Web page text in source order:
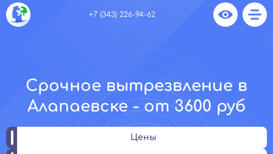
+7 (343) 226-94-62
Срочное вытрезвление в
Алапаевске - от 3600 руб
Цены